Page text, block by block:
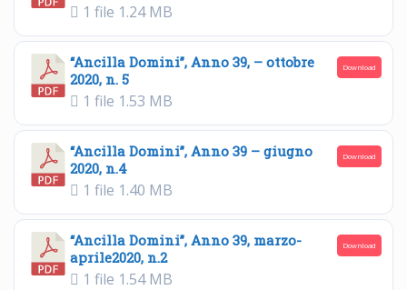
1 file 1.24 MB
“Ancilla Domini”, Anno 39, – ottobre
2020, n. 5
1 file 1.53 MB
Download
“Ancilla Domini”, Anno 39 – giugno
2020, n.4
1 file 1.40 MB
Download
“Ancilla Domini”, Anno 39, marzo-
aprile2020, n.2
1 file 1.54 MB
Download